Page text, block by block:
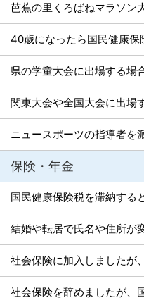
芭蕉の里くろばねマラソン
40歳になったら国民健康保
保険・年金
国民健康保険税を滞納する